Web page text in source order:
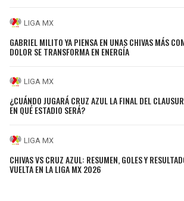
LIGA MX
GABRIEL MILITO YA PIENSA EN UNAS CHIVAS MÁS
DOLOR SE TRANSFORMA EN ENERGÍA
LIGA MX
¿CUÁNDO JUGARÁ CRUZ AZUL LA FINAL DEL
EN QUÉ ESTADIO SERÁ?
LIGA MX
CHIVAS VS CRUZ AZUL: RESUMEN, GOLES Y
VUELTA EN LA LIGA MX 2026